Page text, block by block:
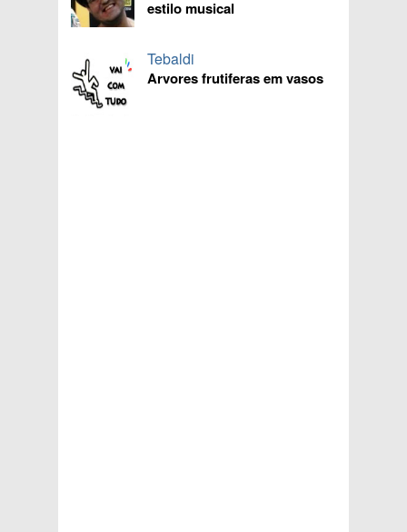
estilo musical
Tebaldi
Arvores frutiferas em vasos